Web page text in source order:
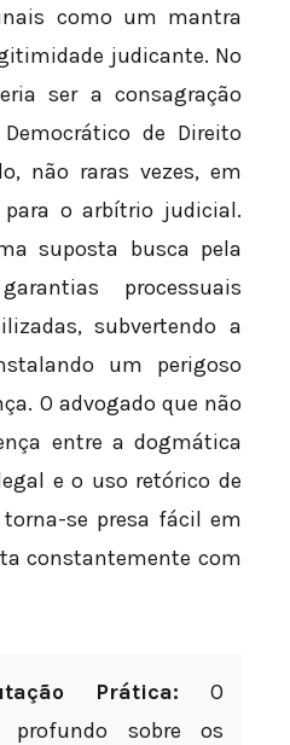
como um mantra
judicante. No
ser a consagração
de Direito
não raras vezes, em
o arbítrio judicial.
suposta busca pela
processuais
subvertendo a
um perigoso
O advogado que não
entre a dogmática
e o uso retórico de
se presa fácil em
constantemente com
Prática: O
profundo sobre os